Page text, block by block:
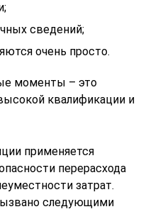
сведений;
очень просто.
моменты – это
квалификации и
применяется
перерасхода
затрат.
следующими